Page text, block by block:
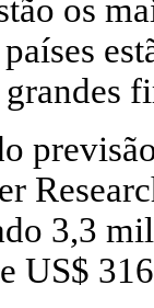
os
países
grandes
3,3
US$